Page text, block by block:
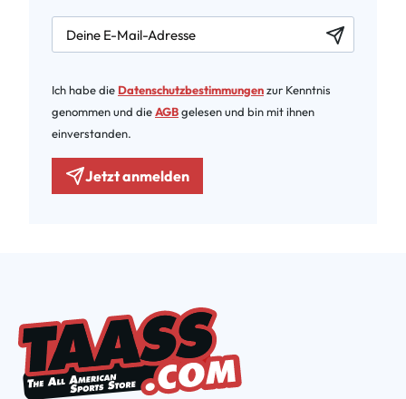
newsletter.labelEmail
Ich habe die Datenschutzbestimmungenzur Kenntnis
genommen und dieAGBgelesen und bin mit ihnen
einverstanden.
Jetzt anmelden